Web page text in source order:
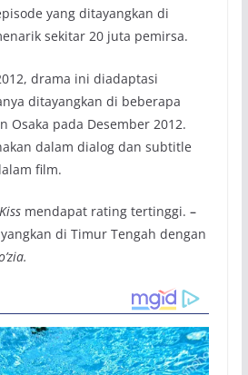
yang ditayangkan di
sekitar 20 juta pemirsa.
drama ini diadaptasi
ditayangkan di beberapa
Osaka pada Desember 2012.
dalam dialog dan subtitle
film.
mendapat rating tertinggi. –
di Timur Tengah dengan